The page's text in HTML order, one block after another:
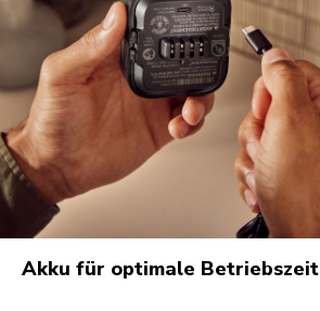
Akku für optimale Betriebszeit